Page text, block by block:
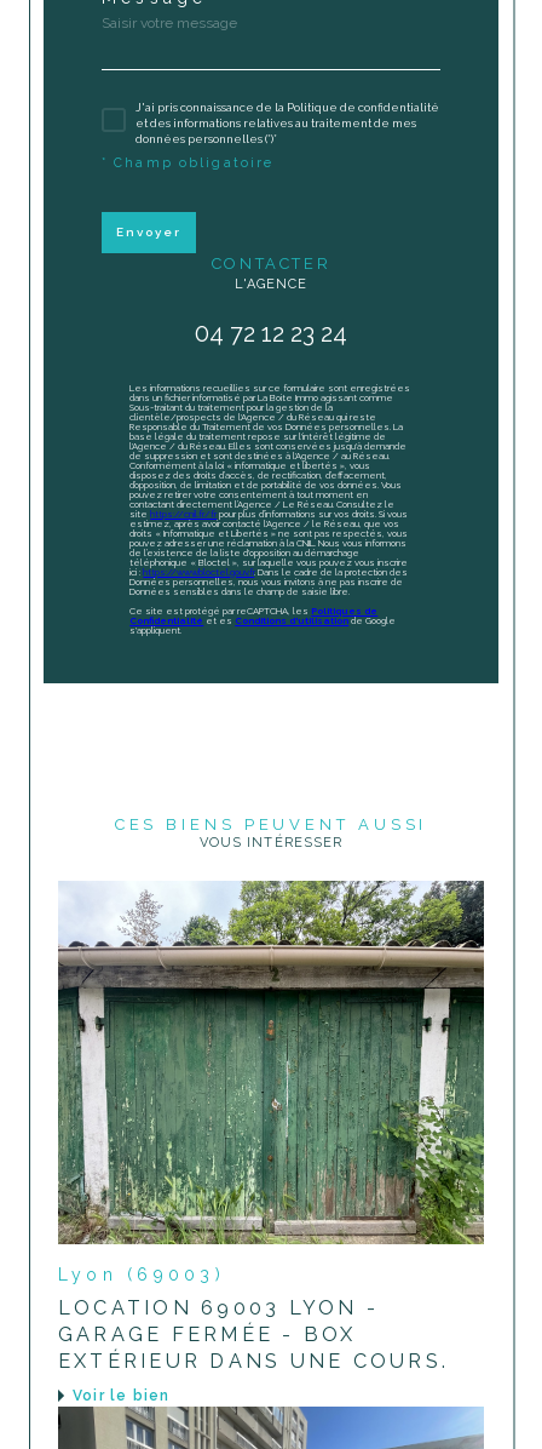
J'ai pris connaissance de la Politique de confidentialité
et des informations relatives au traitement de mes
données personnelles (*)*
* Champ obligatoire
Envoyer
CONTACTER
L'AGENCE
04 72 12 23 24
Les informations recueillies sur ce formulaire sont enregistrées
dans un fichier informatisé par La Boite Immo agissant comme
Sous-traitant du traitement pour la gestion de la
clientèle/prospects de l'Agence / du Réseau qui reste
Responsable du Traitement de vos Données personnelles. La
base légale du traitement repose sur l'intérêt légitime de
l'Agence / du Réseau. Elles sont conservées jusqu'à demande
de suppression et sont destinées à l'Agence / au Réseau.
Conformément à la loi « informatique et libertés », vous
disposez des droits d’accès, de rectification, d’effacement,
d’opposition, de limitation et de portabilité de vos données. Vous
pouvez retirer votre consentement à tout moment en
contactant directement l’Agence / Le Réseau. Consultez le
site https://cnil.fr/fr pour plus d’informations sur vos droits. Si vous
estimez, après avoir contacté l'Agence / le Réseau, que vos
droits « Informatique et Libertés » ne sont pas respectés, vous
pouvez adresser une réclamation à la CNIL. Nous vous informons
de l’existence de la liste d'opposition au démarchage
téléphonique « Bloctel », sur laquelle vous pouvez vous inscrire
ici : https://www.bloctel.gouv.fr. Dans le cadre de la protection des
Données personnelles, nous vous invitons à ne pas inscrire de
Données sensibles dans le champ de saisie libre.
Ce site est protégé par reCAPTCHA, les Politiques de
Confidentialité et es Conditions d'utilisation de Google
s'appliquent.
CES BIENS PEUVENT AUSSI
VOUS INTÉRESSER
Lyon (69003)
LOCATION 69003 LYON -
GARAGE FERMÉE - BOX
EXTÉRIEUR DANS UNE COURS.
voir le bien